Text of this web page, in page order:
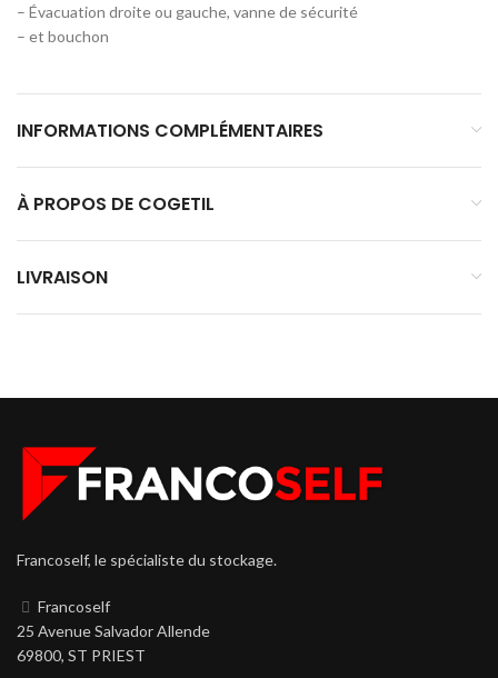
– Évacuation droite ou gauche, vanne de sécurité
– et bouchon
INFORMATIONS COMPLÉMENTAIRES
À PROPOS DE COGETIL
LIVRAISON
Francoself, le spécialiste du stockage.
Francoself
25 Avenue Salvador Allende
69800, ST PRIEST